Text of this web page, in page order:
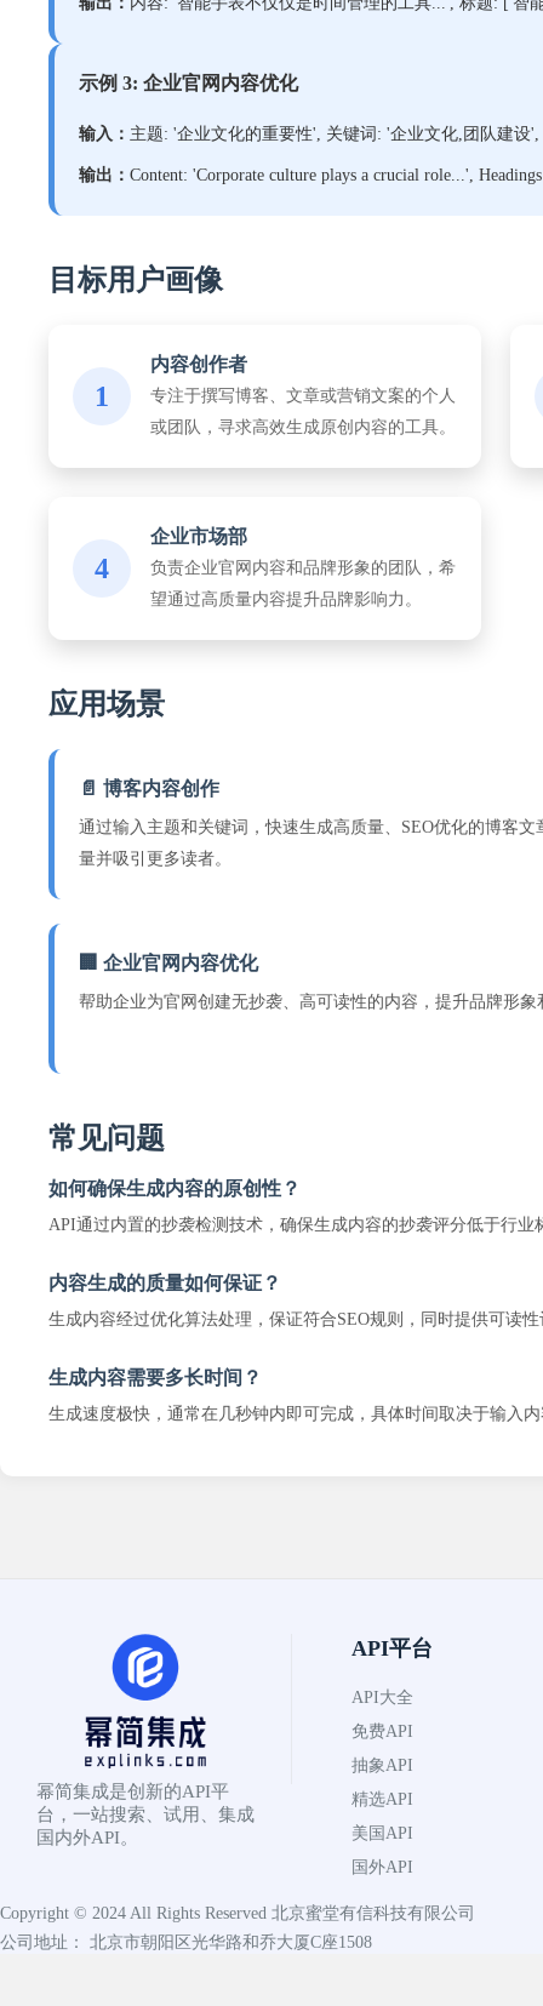
示例 3: 企业官网内容优化
输入： 主题: '企业文化的重要性', 关键词: '企业文化,团队建设
输出： Content: 'Corporate culture plays a crucial role...',
目标用户画像
1
内容创作者
专注于撰写博客、文章或营销文案的个人
或团队，寻求高效生成原创内容的工具。
4
企业市场部
负责企业官网内容和品牌形象的团队，希
望通过高质量内容提升品牌影响力。
应用场景
📄 博客内容创作
通过输入主题和关键词，快速生成高质量、SEO优化的博客文
量并吸引更多读者。
🏢 企业官网内容优化
帮助企业为官网创建无抄袭、高可读性的内容，提升品牌形
常见问题
如何确保生成内容的原创性？
API通过内置的抄袭检测技术，确保生成内容的抄袭评分低于行业
内容生成的质量如何保证？
生成内容经过优化算法处理，保证符合SEO规则，同时提供可读
生成内容需要多长时间？
生成速度极快，通常在几秒钟内即可完成，具体时间取决于输入
幂简集成是创新的API平
台，一站搜索、试用、集成
国内外API。
API平台
API大全
免费API
抽象API
精选API
美国API
国外API
Copyright © 2024 All Rights Reserved 北京蜜堂有信科技有限公司
公司地址： 北京市朝阳区光华路和乔大厦C座1508